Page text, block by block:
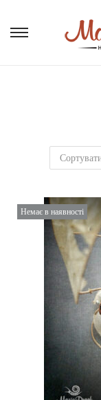
Немає в наявності